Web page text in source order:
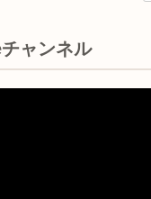
ャンネル